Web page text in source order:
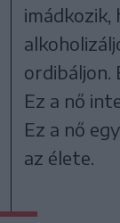
imádkozik,
ordibáljon.
Ez a nő
Ez a nő
az élete.